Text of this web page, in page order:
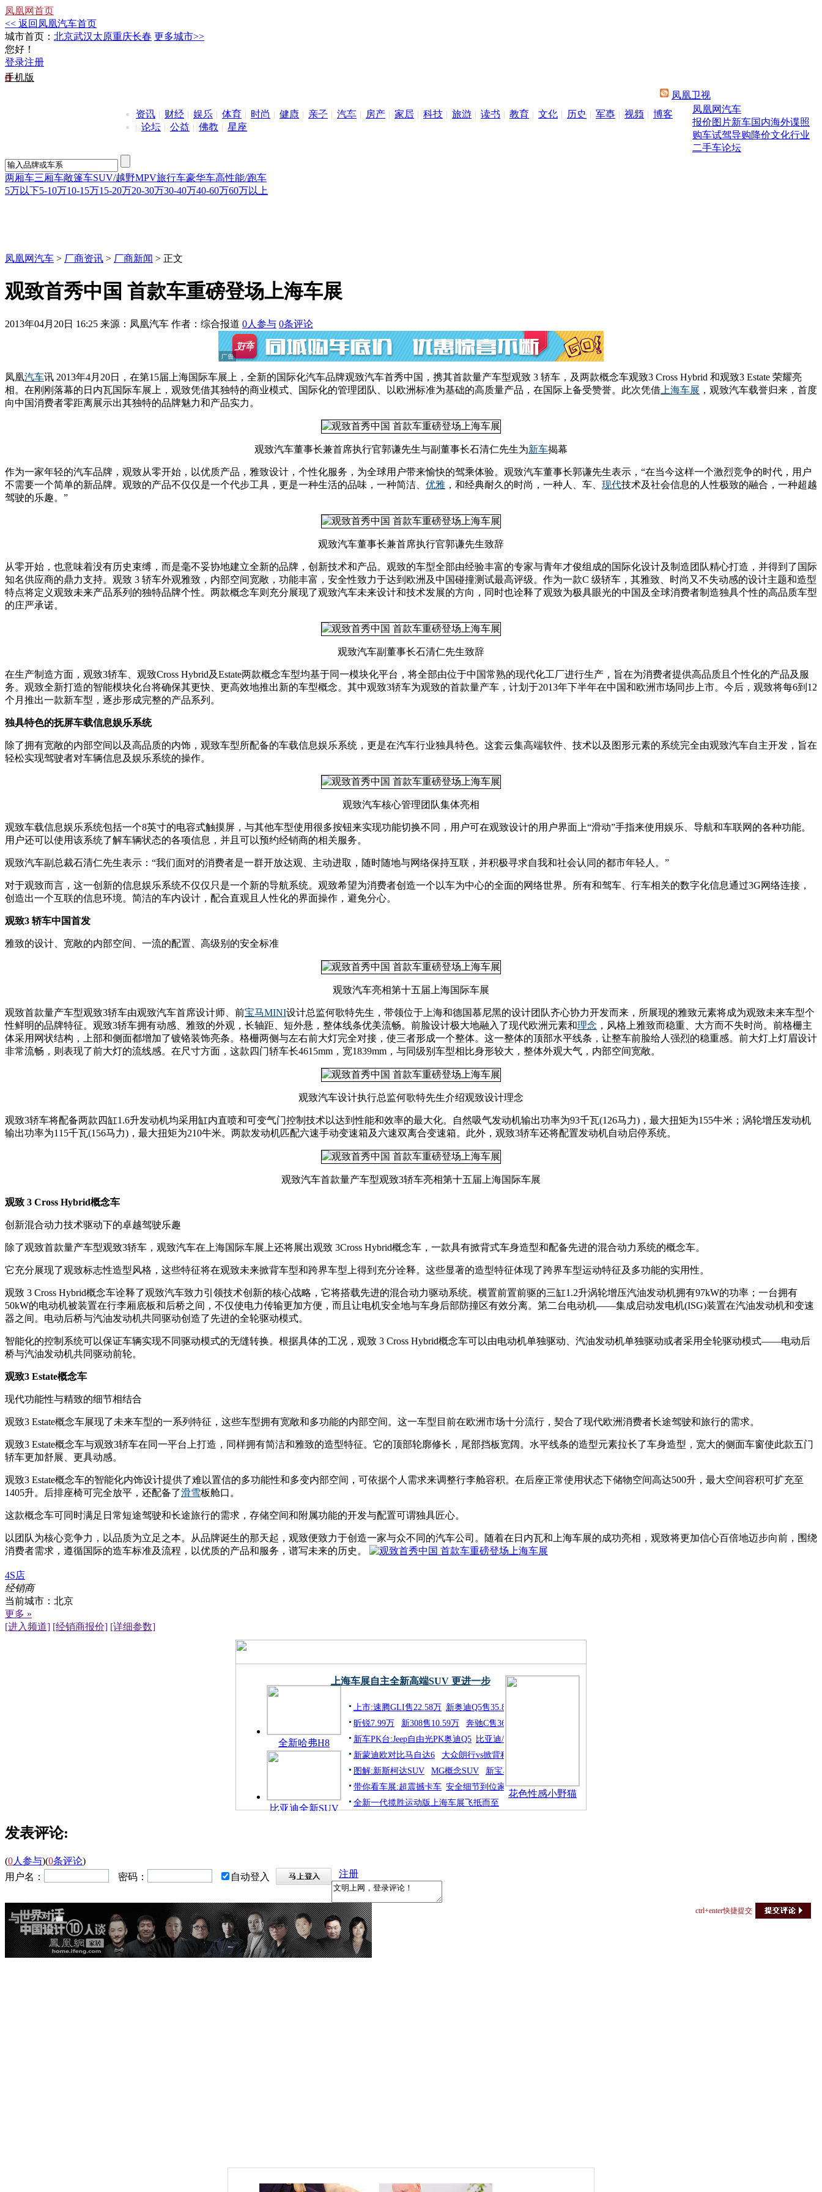
凤凰网首页
<< 返回凤凰汽车首页
城市首页： 北京武汉太原重庆长春 更多城市>>
您好！
登录注册
手机版
凤凰卫视
资讯
财经 娱乐 体育 时尚 健康 亲子 汽车 房产 家居 科技 旅游 读书 教育 文化 历史 军事 视频
博客
论坛
公益 佛教 星座
凤凰网汽车
报价图片新车国内海外谍照
购车试驾导购降价文化行业
二手车论坛
两厢车三厢车敞篷车SUV/越野MPV旅行车豪华车高性能/跑车
5万以下5-10万10-15万15-20万20-30万30-40万40-60万60万以上
凤凰网汽车 > 厂商资讯 > 厂商新闻 > 正文
观致首秀中国 首款车重磅登场上海车展
2013年04月20日 16:25 来源：凤凰汽车 作者： 综合报道 0人参与 0条评论
凤凰汽车讯 2013年4月20日，在第15届上海国际车展上，全新的国际化汽车品牌观致汽车首秀中国，携其首款量产车型观致 3 轿车，及两款概念车观致3 Cross Hybrid 和观致3 Estate 荣耀亮
相。在刚刚落幕的日内瓦国际车展上，观致凭借其独特的商业模式、国际化的管理团队、以欧洲标准为基础的高质量产品，在国际上备受赞誉。此次凭借 上海车展 ，观致汽车载誉归来，首度
向中国消费者零距离展示出其独特的品牌魅力和产品实力。
观致汽车董事长兼首席执行官郭谦先生与副董事长石清仁先生为新车揭幕
作为一家年轻的汽车品牌，观致从零开始，以优质产品，雅致设计，个性化服务，为全球用户带来愉快的驾乘体验。观致汽车董事长郭谦先生表示，“在当今这样一个激烈竞争的时代，用户
不需要一个简单的新品牌。观致的产品不仅仅是一个代步工具，更是一种生活的品味，一种简洁、 优雅 ，和经典耐久的时尚，一种人、车、 现代技术及社会信息的人性极致的融合，一种超越
驾驶的乐趣。”
观致汽车董事长兼首席执行官郭谦先生致辞
从零开始，也意味着没有历史束缚，而是毫不妥协地建立全新的品牌，创新技术和产品。观致的车型全部由经验丰富的专家与青年才俊组成的国际化设计及制造团队精心打造，并得到了国际
知名供应商的鼎力支持。观致 3 轿车外观雅致，内部空间宽敞，功能丰富，安全性致力于达到欧洲及中国碰撞测试最高评级。作为一款C 级轿车，其雅致、时尚又不失动感的设计主题和造型
特点将定义观致未来产品系列的独特品牌个性。两款概念车则充分展现了观致汽车未来设计和技术发展的方向，同时也诠释了观致为极具眼光的中国及全球消费者制造独具个性的高品质车型
的庄严承诺。
观致汽车副董事长石清仁先生致辞
在生产制造方面，观致3轿车、观致Cross Hybrid及Estate两款概念车型均基于同一模块化平台，将全部由位于中国常熟的现代化工厂进行生产，旨在为消费者提供高品质且个性化的产品及服
务。观致全新打造的智能模块化台将确保其更快、更高效地推出新的车型概念。其中观致3轿车为观致的首款量产车，计划于2013年下半年在中国和欧洲市场同步上市。今后，观致将每6到12
个月推出一款新车型，逐步形成完整的产品系列。
独具特色的抚屏车载信息娱乐系统
除了拥有宽敞的内部空间以及高品质的内饰，观致车型所配备的车载信息娱乐系统，更是在汽车行业独具特色。这套云集高端软件、技术以及图形元素的系统完全由观致汽车自主开发，旨在
轻松实现驾驶者对车辆信息及娱乐系统的操作。
观致汽车核心管理团队集体亮相
观致车载信息娱乐系统包括一个8英寸的电容式触摸屏，与其他车型使用很多按钮来实现功能切换不同，用户可在观致设计的用户界面上“滑动”手指来使用娱乐、导航和车联网的各种功能。
用户还可以使用该系统了解车辆状态的各项信息，并且可以预约经销商的相关服务。
观致汽车副总裁石清仁先生表示：“我们面对的消费者是一群开放达观、主动进取，随时随地与网络保持互联，并积极寻求自我和社会认同的都市年轻人。”
对于观致而言，这一创新的信息娱乐系统不仅仅只是一个新的导航系统。观致希望为消费者创造一个以车为中心的全面的网络世界。所有和驾车、行车相关的数字化信息通过3G网络连接，
创造出一个互联的信息环境。简洁的车内设计，配合直观且人性化的界面操作，避免分心。
观致3 轿车中国首发
雅致的设计、宽敞的内部空间、一流的配置、高级别的安全标准
观致汽车亮相第十五届上海国际车展
观致首款量产车型观致3轿车由观致汽车首席设计师、前宝马MINI设计总监何歌特先生，带领位于上海和德国慕尼黑的设计团队齐心协力开发而来，所展现的雅致元素将成为观致未来车型个
性鲜明的品牌特征。观致3轿车拥有动感、雅致的外观，长轴距、短外悬，整体线条优美流畅。前脸设计极大地融入了现代欧洲元素和理念 ，风格上雅致而稳重、大方而不失时尚。前格栅主
体采用网状结构，上部和侧面都增加了镀铬装饰亮条。格栅两侧与左右前大灯完全对接，使三者形成一个整体。这一整体的顶部水平线条，让整车前脸给人强烈的稳重感。前大灯上灯眉设计
非常流畅，则表现了前大灯的流线感。在尺寸方面，这款四门轿车长4615mm，宽1839mm，与同级别车型相比身形较大，整体外观大气，内部空间宽敞。
观致汽车设计执行总监何歌特先生介绍观致设计理念
观致3轿车将配备两款四缸1.6升发动机均采用缸内直喷和可变气门控制技术以达到性能和效率的最大化。自然吸气发动机输出功率为93千瓦(126马力)，最大扭矩为155牛米；涡轮增压发动机
输出功率为115千瓦(156马力)，最大扭矩为210牛米。两款发动机匹配六速手动变速箱及六速双离合变速箱。此外，观致3轿车还将配置发动机自动启停系统。
观致汽车首款量产车型观致3轿车亮相第十五届上海国际车展
观致 3 Cross Hybrid概念车
创新混合动力技术驱动下的卓越驾驶乐趣
除了观致首款量产车型观致3轿车，观致汽车在上海国际车展上还将展出观致 3Cross Hybrid概念车，一款具有掀背式车身造型和配备先进的混合动力系统的概念车。
它充分展现了观致标志性造型风格，这些特征将在观致未来掀背车型和跨界车型上得到充分诠释。这些显著的造型特征体现了跨界车型运动特征及多功能的实用性。
观致 3 Cross Hybrid概念车诠释了观致汽车致力引领技术创新的核心战略，它将搭载先进的混合动力驱动系统。横置前置前驱的三缸1.2升涡轮增压汽油发动机拥有97kW的功率；一台拥有
50kW的电动机被装置在行李厢底板和后桥之间，不仅使电力传输更加方便，而且让电机安全地与车身后部防撞区有效分离。第二台电动机——集成启动发电机(ISG)装置在汽油发动机和变速
器之间。电动后桥与汽油发动机共同驱动创造了先进的全轮驱动模式。
智能化的控制系统可以保证车辆实现不同驱动模式的无缝转换。根据具体的工况，观致 3 Cross Hybrid概念车可以由电动机单独驱动、汽油发动机单独驱动或者采用全轮驱动模式——电动后
桥与汽油发动机共同驱动前轮。
观致3 Estate概念车
现代功能性与精致的细节相结合
观致3 Estate概念车展现了未来车型的一系列特征，这些车型拥有宽敞和多功能的内部空间。这一车型目前在欧洲市场十分流行，契合了现代欧洲消费者长途驾驶和旅行的需求。
观致3 Estate概念车与观致3轿车在同一平台上打造，同样拥有简洁和雅致的造型特征。它的顶部轮廓修长，尾部挡板宽阔。水平线条的造型元素拉长了车身造型，宽大的侧面车窗使此款五门
轿车更加舒展、更具动感。
观致3 Estate概念车的智能化内饰设计提供了难以置信的多功能性和多变内部空间，可依据个人需求来调整行李舱容积。在后座正常使用状态下储物空间高达500升，最大空间容积可扩充至
1405升。后排座椅可完全放平，还配备了滑雪板舱口。
这款概念车可同时满足日常短途驾驶和长途旅行的需求，存储空间和附属功能的开发与配置可谓独具匠心。
以团队为核心竞争力，以品质为立足之本。从品牌诞生的那天起，观致便致力于创造一家与众不同的汽车公司。随着在日内瓦和上海车展的成功亮相，观致将更加信心百倍地迈步向前，围绕
消费者需求，遵循国际的造车标准及流程，以优质的产品和服务，谱写未来的历史。
4S店
经销商
当前城市： 北京
更多 »
[进入频道] [经销商报价] [详细参数]
全新哈弗H8
比亚迪全新SUV
上海车展自主全新高端SUV 更进一步
上市:速腾GLI售22.58万 新奥迪Q5售35.85万起
昕锐7.99万
新308售10.59万
奔驰C售36.8万
新车PK台:Jeep自由光PK奥迪Q5 比亚迪/海马S7
新蒙迪欧对比马自达6
大众朗行vs掀背科鲁兹
图解:新斯柯达SUV
MG概念SUV
新宝马3系GT
带你看车展:超震撼卡车 安全细节到位家用车
全新一代揽胜运动版上海车展飞抵而至
花色性感小野猫
发表评论:
(0人参与)(0条评论)
用户名：
密码： 自动登入 注册
ctrl+enter快捷提交